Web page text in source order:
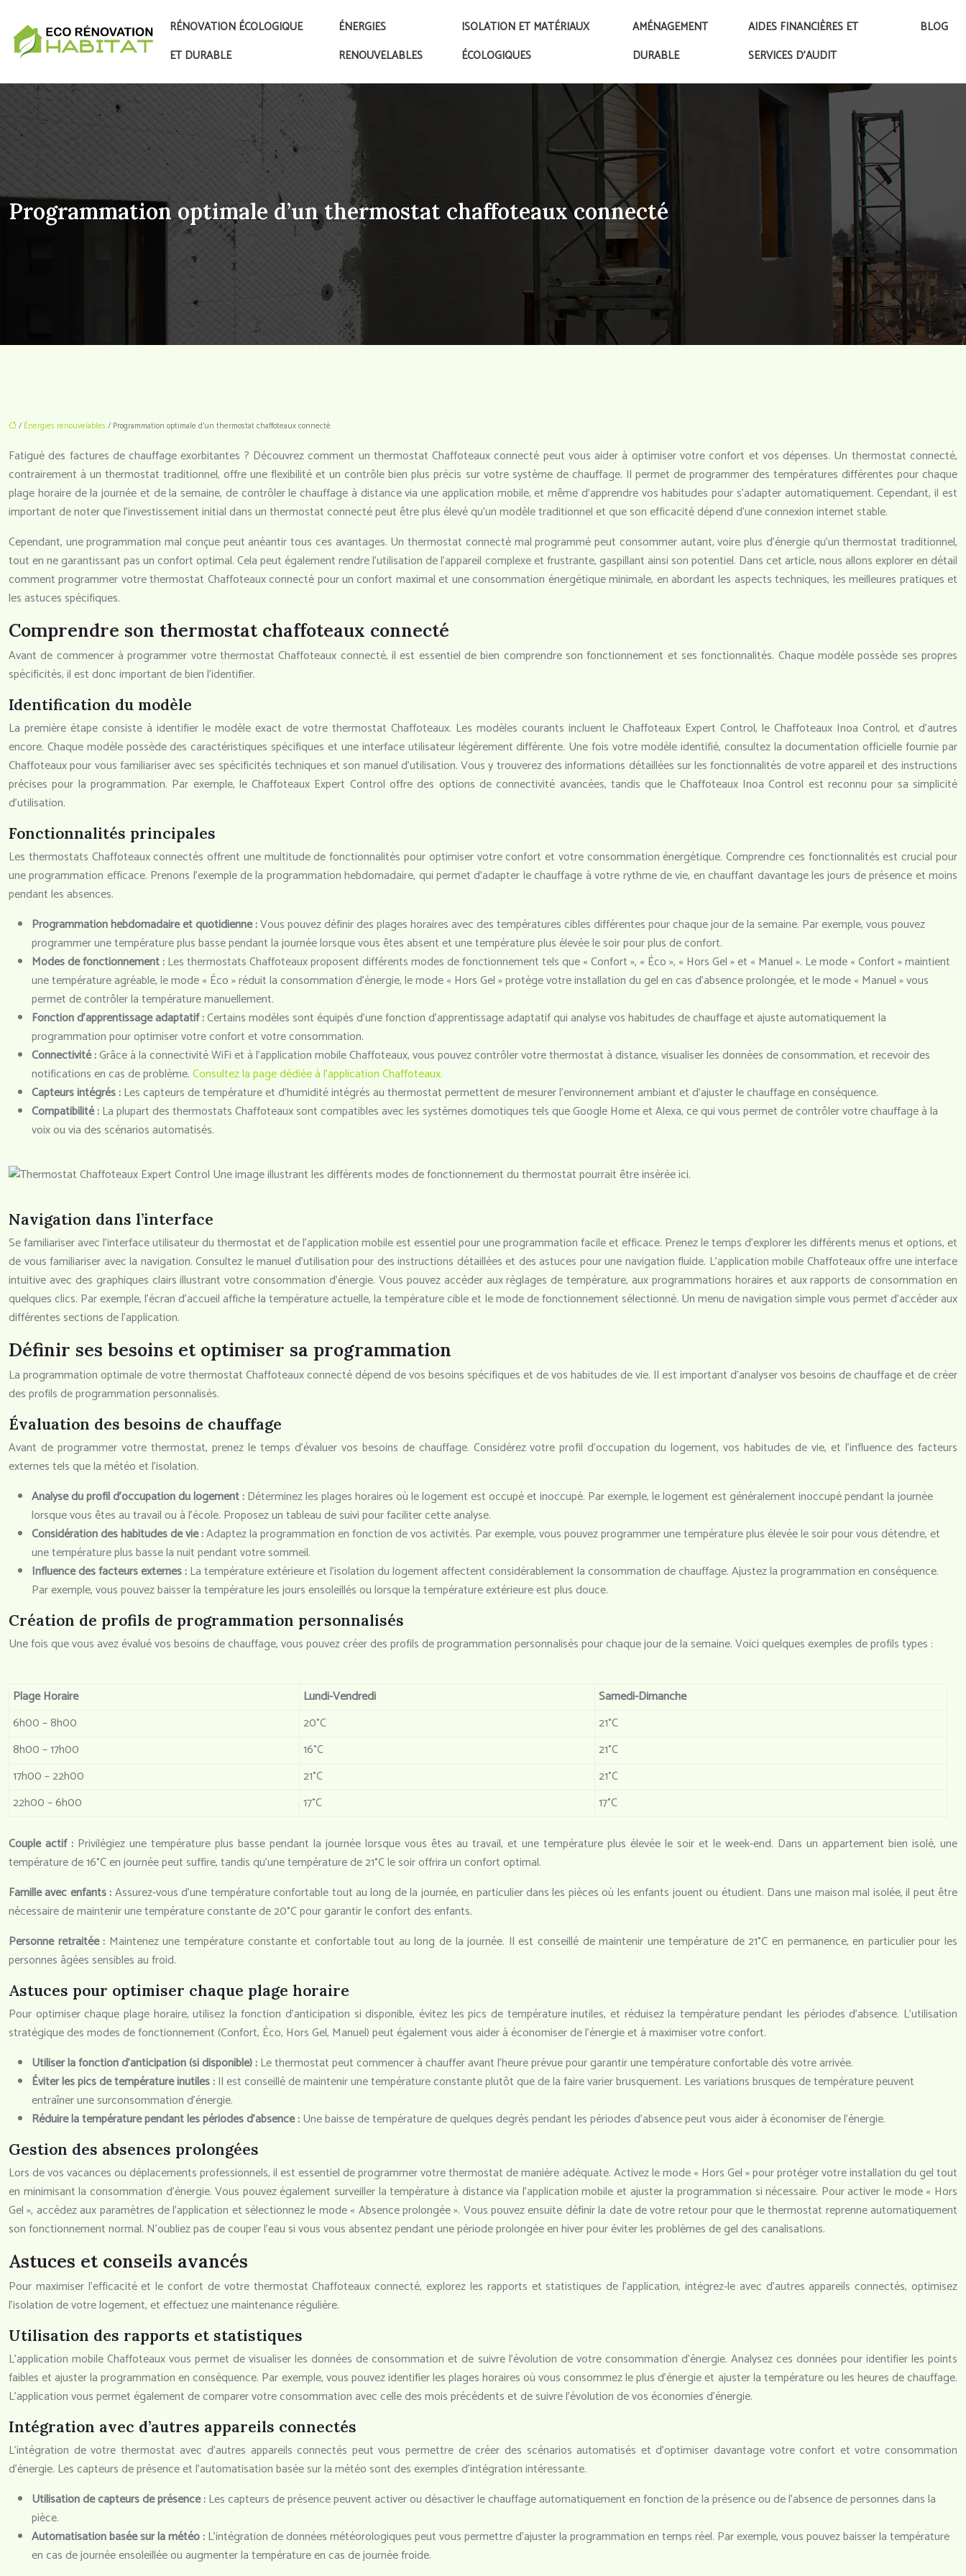
RÉNOVATION ÉCOLOGIQUE
ET DURABLE
ÉNERGIES
RENOUVELABLES
ISOLATION ET MATÉRIAUX
ÉCOLOGIQUES
AMÉNAGEMENT
DURABLE
AIDES FINANCIÈRES ET
SERVICES D’AUDIT
BLOG
Programmation optimale d’un thermostat chaffoteaux connecté
/ Énergies renouvelables / Programmation optimale d’un thermostat chaffoteaux connecté
Fatigué des factures de chauffage exorbitantes ? Découvrez comment un thermostat Chaffoteaux connecté peut vous aider à optimiser votre confort et vos dépenses. Un thermostat connecté,
contrairement à un thermostat traditionnel, offre une flexibilité et un contrôle bien plus précis sur votre système de chauffage. Il permet de programmer des températures différentes pour chaque
plage horaire de la journée et de la semaine, de contrôler le chauffage à distance via une application mobile, et même d’apprendre vos habitudes pour s’adapter automatiquement. Cependant, il est
important de noter que l’investissement initial dans un thermostat connecté peut être plus élevé qu’un modèle traditionnel et que son efficacité dépend d’une connexion internet stable.
Cependant, une programmation mal conçue peut anéantir tous ces avantages. Un thermostat connecté mal programmé peut consommer autant, voire plus d’énergie qu’un thermostat traditionnel,
tout en ne garantissant pas un confort optimal. Cela peut également rendre l’utilisation de l’appareil complexe et frustrante, gaspillant ainsi son potentiel. Dans cet article, nous allons explorer en détail
comment programmer votre thermostat Chaffoteaux connecté pour un confort maximal et une consommation énergétique minimale, en abordant les aspects techniques, les meilleures pratiques et
les astuces spécifiques.
Comprendre son thermostat chaffoteaux connecté
Avant de commencer à programmer votre thermostat Chaffoteaux connecté, il est essentiel de bien comprendre son fonctionnement et ses fonctionnalités. Chaque modèle possède ses propres
spécificités, il est donc important de bien l’identifier.
Identification du modèle
La première étape consiste à identifier le modèle exact de votre thermostat Chaffoteaux. Les modèles courants incluent le Chaffoteaux Expert Control, le Chaffoteaux Inoa Control, et d’autres
encore. Chaque modèle possède des caractéristiques spécifiques et une interface utilisateur légèrement différente. Une fois votre modèle identifié, consultez la documentation officielle fournie par
Chaffoteaux pour vous familiariser avec ses spécificités techniques et son manuel d’utilisation. Vous y trouverez des informations détaillées sur les fonctionnalités de votre appareil et des instructions
précises pour la programmation. Par exemple, le Chaffoteaux Expert Control offre des options de connectivité avancées, tandis que le Chaffoteaux Inoa Control est reconnu pour sa simplicité
d’utilisation.
Fonctionnalités principales
Les thermostats Chaffoteaux connectés offrent une multitude de fonctionnalités pour optimiser votre confort et votre consommation énergétique. Comprendre ces fonctionnalités est crucial pour
une programmation efficace. Prenons l’exemple de la programmation hebdomadaire, qui permet d’adapter le chauffage à votre rythme de vie, en chauffant davantage les jours de présence et moins
pendant les absences.
Programmation hebdomadaire et quotidienne :Vous pouvez définir des plages horaires avec des températures cibles différentes pour chaque jour de la semaine. Par exemple, vous pouvez
programmer une température plus basse pendant la journée lorsque vous êtes absent et une température plus élevée le soir pour plus de confort.
Modes de fonctionnement :Les thermostats Chaffoteaux proposent différents modes de fonctionnement tels que « Confort », « Éco », « Hors Gel » et « Manuel ». Le mode « Confort » maintient
une température agréable, le mode « Éco » réduit la consommation d’énergie, le mode « Hors Gel » protège votre installation du gel en cas d’absence prolongée, et le mode « Manuel » vous
permet de contrôler la température manuellement.
Fonction d’apprentissage adaptatif :Certains modèles sont équipés d’une fonction d’apprentissage adaptatif qui analyse vos habitudes de chauffage et ajuste automatiquement la
programmation pour optimiser votre confort et votre consommation.
Connectivité :Grâce à la connectivité WiFi et à l’application mobile Chaffoteaux, vous pouvez contrôler votre thermostat à distance, visualiser les données de consommation, et recevoir des
notifications en cas de problème.Consultez la page dédiée à l’application Chaffoteaux.
Capteurs intégrés :Les capteurs de température et d’humidité intégrés au thermostat permettent de mesurer l’environnement ambiant et d’ajuster le chauffage en conséquence.
Compatibilité :La plupart des thermostats Chaffoteaux sont compatibles avec les systèmes domotiques tels que Google Home et Alexa, ce qui vous permet de contrôler votre chauffage à la
voix ou via des scénarios automatisés.
Une image illustrant les différents modes de fonctionnement du thermostat pourrait être insérée ici.
Navigation dans l’interface
Se familiariser avec l’interface utilisateur du thermostat et de l’application mobile est essentiel pour une programmation facile et efficace. Prenez le temps d’explorer les différents menus et options, et
de vous familiariser avec la navigation. Consultez le manuel d’utilisation pour des instructions détaillées et des astuces pour une navigation fluide. L’application mobile Chaffoteaux offre une interface
intuitive avec des graphiques clairs illustrant votre consommation d’énergie. Vous pouvez accéder aux réglages de température, aux programmations horaires et aux rapports de consommation en
quelques clics. Par exemple, l’écran d’accueil affiche la température actuelle, la température cible et le mode de fonctionnement sélectionné. Un menu de navigation simple vous permet d’accéder aux
différentes sections de l’application.
Définir ses besoins et optimiser sa programmation
La programmation optimale de votre thermostat Chaffoteaux connecté dépend de vos besoins spécifiques et de vos habitudes de vie. Il est important d’analyser vos besoins de chauffage et de créer
des profils de programmation personnalisés.
Évaluation des besoins de chauffage
Avant de programmer votre thermostat, prenez le temps d’évaluer vos besoins de chauffage. Considérez votre profil d’occupation du logement, vos habitudes de vie, et l’influence des facteurs
externes tels que la météo et l’isolation.
Analyse du profil d’occupation du logement :Déterminez les plages horaires où le logement est occupé et inoccupé. Par exemple, le logement est généralement inoccupé pendant la journée
lorsque vous êtes au travail ou à l’école. Proposez un tableau de suivi pour faciliter cette analyse.
Considération des habitudes de vie :Adaptez la programmation en fonction de vos activités. Par exemple, vous pouvez programmer une température plus élevée le soir pour vous détendre, et
une température plus basse la nuit pendant votre sommeil.
Influence des facteurs externes :La température extérieure et l’isolation du logement affectent considérablement la consommation de chauffage. Ajustez la programmation en conséquence.
Par exemple, vous pouvez baisser la température les jours ensoleillés ou lorsque la température extérieure est plus douce.
Création de profils de programmation personnalisés
Une fois que vous avez évalué vos besoins de chauffage, vous pouvez créer des profils de programmation personnalisés pour chaque jour de la semaine. Voici quelques exemples de profils types :
Plage Horaire Lundi-Vendredi
Samedi-Dimanche
6h00 – 8h00
20°C
21°C
8h00 – 17h00
16°C
21°C
17h00 – 22h00
21°C
21°C
22h00 – 6h00
17°C 17°C
Couple actif : Privilégiez une température plus basse pendant la journée lorsque vous êtes au travail, et une température plus élevée le soir et le week-end. Dans un appartement bien isolé, une
température de 16°C en journée peut suffire, tandis qu’une température de 21°C le soir offrira un confort optimal.
Famille avec enfants :Assurez-vous d’une température confortable tout au long de la journée, en particulier dans les pièces où les enfants jouent ou étudient. Dans une maison mal isolée, il peut être
nécessaire de maintenir une température constante de 20°C pour garantir le confort des enfants.
Personne retraitée : Maintenez une température constante et confortable tout au long de la journée. Il est conseillé de maintenir une température de 21°C en permanence, en particulier pour les
personnes âgées sensibles au froid.
Astuces pour optimiser chaque plage horaire
Pour optimiser chaque plage horaire, utilisez la fonction d’anticipation si disponible, évitez les pics de température inutiles, et réduisez la température pendant les périodes d’absence. L’utilisation
stratégique des modes de fonctionnement (Confort, Éco, Hors Gel, Manuel) peut également vous aider à économiser de l’énergie et à maximiser votre confort.
Utiliser la fonction d’anticipation (si disponible) :Le thermostat peut commencer à chauffer avant l’heure prévue pour garantir une température confortable dès votre arrivée.
Éviter les pics de température inutiles :Il est conseillé de maintenir une température constante plutôt que de la faire varier brusquement. Les variations brusques de température peuvent
entraîner une surconsommation d’énergie.
Réduire la température pendant les périodes d’absence :Une baisse de température de quelques degrés pendant les périodes d’absence peut vous aider à économiser de l’énergie.
Gestion des absences prolongées
Lors de vos vacances ou déplacements professionnels, il est essentiel de programmer votre thermostat de manière adéquate. Activez le mode « Hors Gel » pour protéger votre installation du gel tout
en minimisant la consommation d’énergie. Vous pouvez également surveiller la température à distance via l’application mobile et ajuster la programmation si nécessaire. Pour activer le mode « Hors
Gel », accédez aux paramètres de l’application et sélectionnez le mode « Absence prolongée ». Vous pouvez ensuite définir la date de votre retour pour que le thermostat reprenne automatiquement
son fonctionnement normal. N’oubliez pas de couper l’eau si vous vous absentez pendant une période prolongée en hiver pour éviter les problèmes de gel des canalisations.
Astuces et conseils avancés
Pour maximiser l’efficacité et le confort de votre thermostat Chaffoteaux connecté, explorez les rapports et statistiques de l’application, intégrez-le avec d’autres appareils connectés, optimisez
l’isolation de votre logement, et effectuez une maintenance régulière.
Utilisation des rapports et statistiques
L’application mobile Chaffoteaux vous permet de visualiser les données de consommation et de suivre l’évolution de votre consommation d’énergie. Analysez ces données pour identifier les points
faibles et ajuster la programmation en conséquence. Par exemple, vous pouvez identifier les plages horaires où vous consommez le plus d’énergie et ajuster la température ou les heures de chauffage.
L’application vous permet également de comparer votre consommation avec celle des mois précédents et de suivre l’évolution de vos économies d’énergie.
Intégration avec d’autres appareils connectés
L’intégration de votre thermostat avec d’autres appareils connectés peut vous permettre de créer des scénarios automatisés et d’optimiser davantage votre confort et votre consommation
d’énergie. Les capteurs de présence et l’automatisation basée sur la météo sont des exemples d’intégration intéressante.
Utilisation de capteurs de présence :Les capteurs de présence peuvent activer ou désactiver le chauffage automatiquement en fonction de la présence ou de l’absence de personnes dans la
pièce.
Automatisation basée sur la météo :L’intégration de données météorologiques peut vous permettre d’ajuster la programmation en temps réel. Par exemple, vous pouvez baisser la température
en cas de journée ensoleillée ou augmenter la température en cas de journée froide.